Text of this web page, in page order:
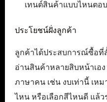
เทนต์สินค้าแบบไหนตอ
ประโยชน์ฝั่งลูกค้า
ลูกค้าได้ประสบการณ์ซื้อที่
อ่านสินค้าหลายสิบหน้าเอ
ภาษาคน เช่น งบเท่านี้ เห
ไหน หรือเลือกสีไหนดี แล้